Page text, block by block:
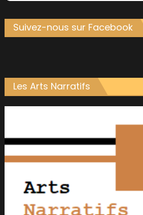
Suivez-nous sur Facebook
Les Arts Narratifs